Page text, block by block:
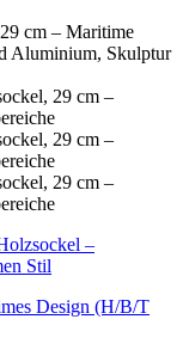
Design (H/B/T